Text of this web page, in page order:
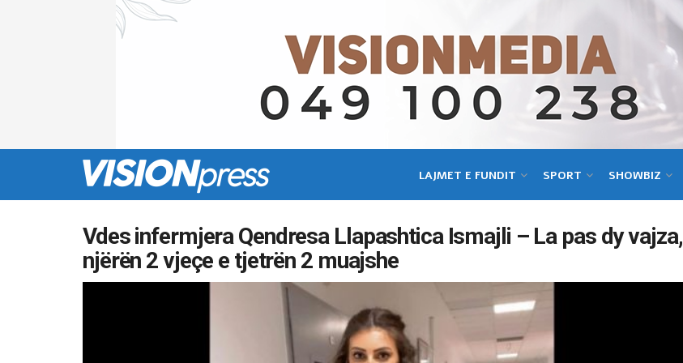
LAJMET E FUNDIT SPORT SHOWBIZ
Vdes infermjera Qendresa Llapashtica Ismajli – La pas dy vajza,
njërën 2 vjeçe e tjetrën 2 muajshe